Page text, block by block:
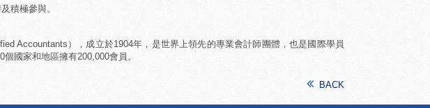
積極參與。
Accountants），成立於1904年，是世界上領先的專業會計師團體，也是國際學員
國家和地區擁有200,000會員。
BACK